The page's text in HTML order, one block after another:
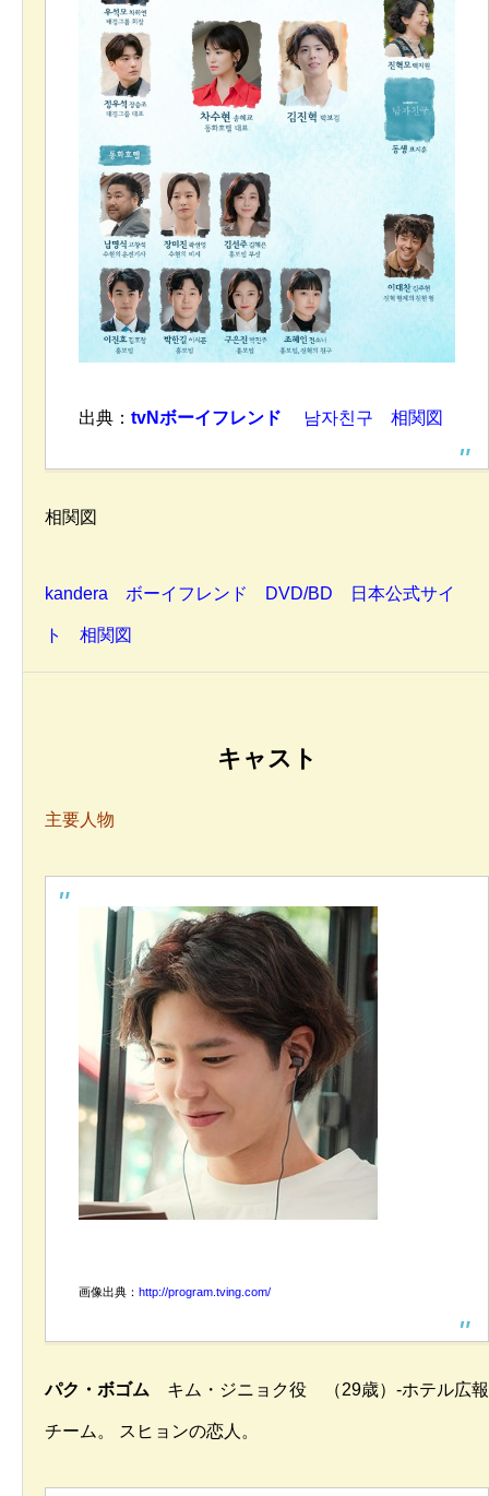
出典： tvNボーイフレンド 남자친구 相関図
相関図
kandera ボーイフレンド DVD/BD 日本公式サイ
ト 相関図
キャスト
主要人物
画像出典： http://program.tving.com/
パク・ボゴム キム・ジニョク役 （29歳）-ホテル広報
チーム。 スヒョンの恋人。